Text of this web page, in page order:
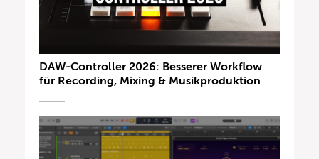
DAW-Controller 2026: Besserer Workflow
für Recording, Mixing & Musikproduktion